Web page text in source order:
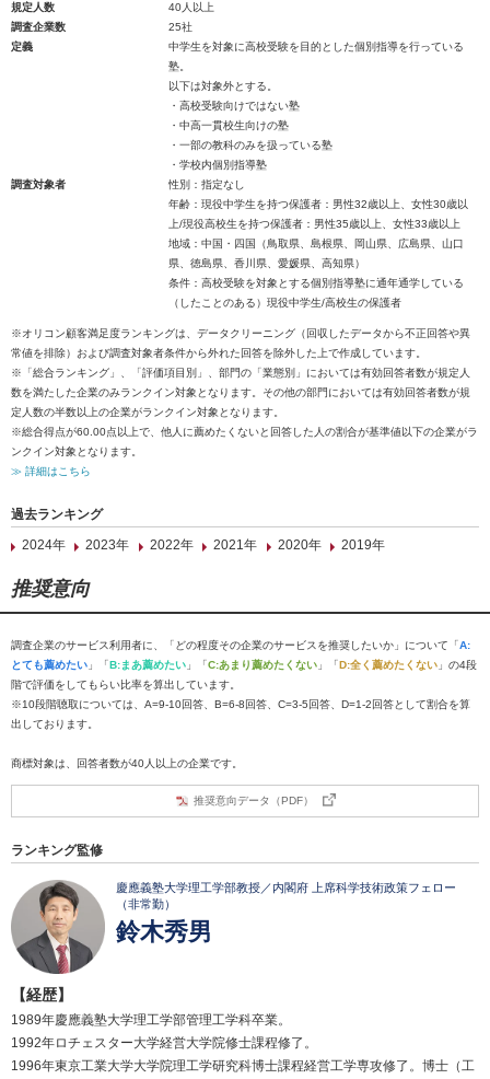
規定人数
40人以上
調査企業数
25社
定義
中学生を対象に高校受験を目的とした個別指導を行っている
塾。
以下は対象外とする。
・高校受験向けではない塾
・中高一貫校生向けの塾
・一部の教科のみを扱っている塾
・学校内個別指導塾
調査対象者
性別：指定なし
年齢：現役中学生を持つ保護者：男性32歳以上、女性30歳以
上/現役高校生を持つ保護者：男性35歳以上、女性33歳以上
地域：中国・四国（鳥取県、島根県、岡山県、広島県、山口
県、徳島県、香川県、愛媛県、高知県）
条件：高校受験を対象とする個別指導塾に通年通学している
（したことのある）現役中学生/高校生の保護者
※オリコン顧客満足度ランキングは、データクリーニング（回収したデータから不正回答や異
常値を排除）および調査対象者条件から外れた回答を除外した上で作成しています。
※「総合ランキング」、「評価項目別」、部門の「業態別」においては有効回答者数が規定人
数を満たした企業のみランクイン対象となります。その他の部門においては有効回答者数が規
定人数の半数以上の企業がランクイン対象となります。
※総合得点が60.00点以上で、他人に薦めたくないと回答した人の割合が基準値以下の企業がラ
ンクイン対象となります。
≫ 詳細はこちら
過去ランキング
2024年
2023年 2022年 2021年 2020年 2019年
推奨意向
調査企業のサービス利用者に、「どの程度その企業のサービスを推奨したいか」について「A:
とても薦めたい 」「B:まあ薦めたい 」「C:あまり薦めたくない 」「D:全く薦めたくない 」の4段
階で評価をしてもらい比率を算出しています。
※10段階聴取については、A=9-10回答、B=6-8回答、C=3-5回答、D=1-2回答として割合を算
出しております。
商標対象は、回答者数が40人以上の企業です。
推奨意向データ（PDF）
ランキング監修
慶應義塾大学理工学部教授／内閣府 上席科学技術政策フェロー
（非常勤）
鈴木秀男
【経歴】
1989年慶應義塾大学理工学部管理工学科卒業。
1992年ロチェスター大学経営大学院修士課程修了。
1996年東京工業大学大学院理工学研究科博士課程経営工学専攻修了。博士（工